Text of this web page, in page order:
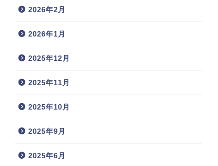
2026年2月
2026年1月
2025年12月
2025年11月
2025年10月
2025年9月
2025年6月